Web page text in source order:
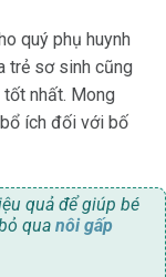
quý phụ huynh
trẻ sơ sinh cũng
nhất. Mong
ích đối với bố
quả để giúp bé
qua nôi gấp